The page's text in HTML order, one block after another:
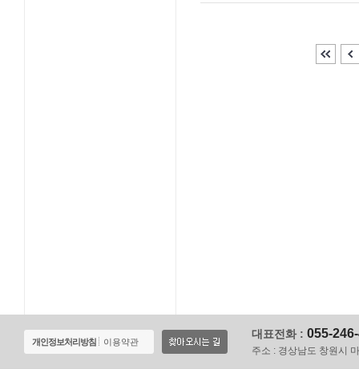
개인정보처리방침 이용약관
대표전화 : 055-
주소 : 경상남도 창원시